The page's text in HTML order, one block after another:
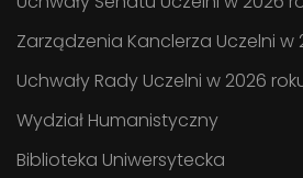
Zarządzenia Kanclerza Uczelni w
Uchwały Rady Uczelni w 2026
Wydział Humanistyczny
Biblioteka Uniwersytecka